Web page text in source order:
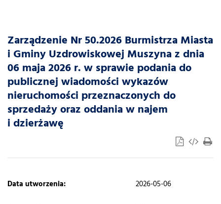
Zarządzenie Nr 50.2026 Burmistrza Miasta
i Gminy Uzdrowiskowej Muszyna z dnia
06 maja 2026 r. w sprawie podania do
publicznej wiadomości wykazów
nieruchomości przeznaczonych do
sprzedaży oraz oddania w najem
i dzierżawę
​Data utworzenia: 2026-05-06